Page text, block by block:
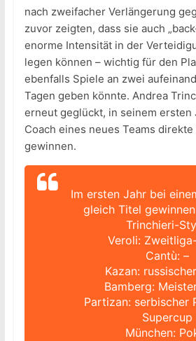
nach zweifacher Verlängerung
zuvor zeigten, dass sie auch
enorme Intensität in der
legen können – wichtig für den
ebenfalls Spiele an zwei
Tagen geben könnte. Andrea
erneut geglückt, in seinem ersten
Coach eines neues Teams
gewinnen.
Im ersten Jahr bei
gleich Titel
Trinchieri-
Veroli:
Cantù: –
Kazan:
Bamberg:
Partizan: serbischer
Supercup
München: